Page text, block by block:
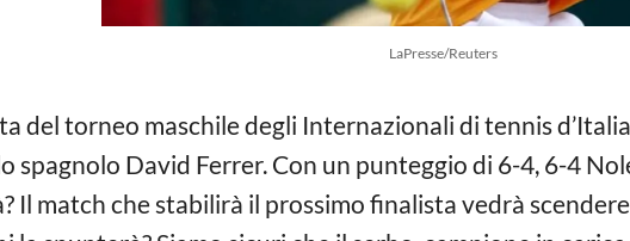
LaPresse/Reuters
del torneo maschile degli Internazionali di tennis
spagnolo David Ferrer. Con un punteggio di 6-4, 6-4
Il match che stabilirà il prossimo finalista vedrà